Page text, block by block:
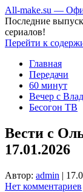
All-make.su —
Последние
сериалов!
Перейти к
Главная
Передачи
60 минут
Вечер с
Бесогон ТВ
Вести с
17.01.2026
Автор: admin |
Нет комментариев